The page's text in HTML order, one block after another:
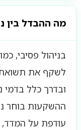
מה ההבדל בין
בניהול פסיבי,
לשקף את תשואת
ובדרך כלל בדמי
ההשקעות בוחר
עודפת על המדד,